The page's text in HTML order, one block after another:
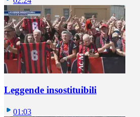
Leggende insostituibili
01:03